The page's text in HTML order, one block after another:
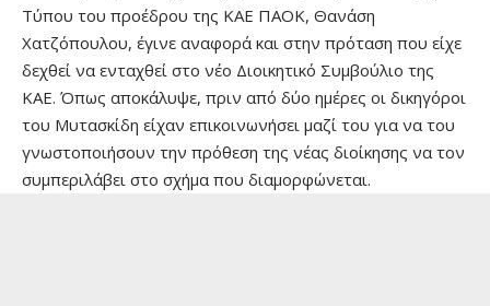
Τύπου του προέδρου της ΚΑΕ ΠΑΟΚ, Θανάση
Χατζόπουλου, έγινε αναφορά και στην πρόταση που είχε
δεχθεί να ενταχθεί στο νέο Διοικητικό Συμβούλιο της
ΚΑΕ. Όπως αποκάλυψε, πριν από δύο ημέρες οι δικηγόροι
του Μυτασκίδη είχαν επικοινωνήσει μαζί του για να του
γνωστοποιήσουν την πρόθεση της νέας διοίκησης να τον
συμπεριλάβει στο σχήμα που διαμορφώνεται.